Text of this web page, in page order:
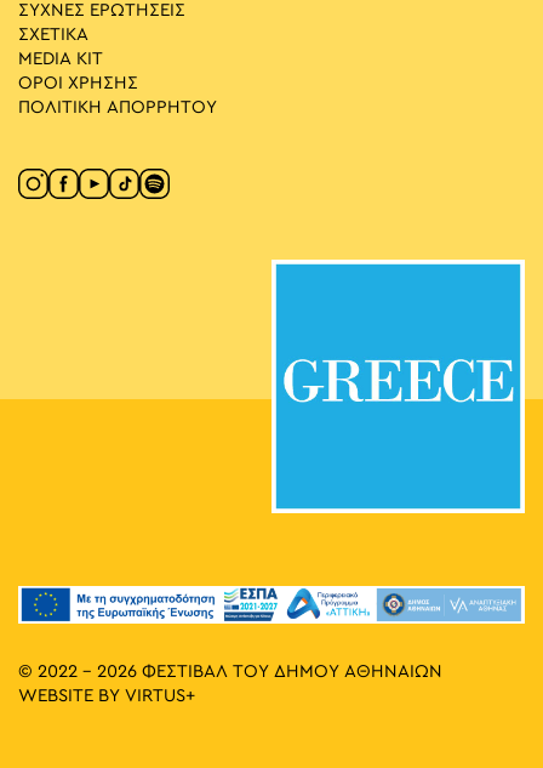
ΣΥΧΝΕΣ ΕΡΩΤΗΣΕΙΣ
ΣΧΕΤΙΚΑ
MEDIA ΚIT
ΟΡΟΙ ΧΡΗΣΗΣ
ΠΟΛΙΤΙΚΗ ΑΠΟΡΡΗΤΟΥ
© 2022 - 2026 ΦΕΣΤΙΒΑΛ ΤΟΥ ΔΗΜΟΥ ΑΘΗΝΑΙΩΝ
WEBSITE BY VIRTUS+